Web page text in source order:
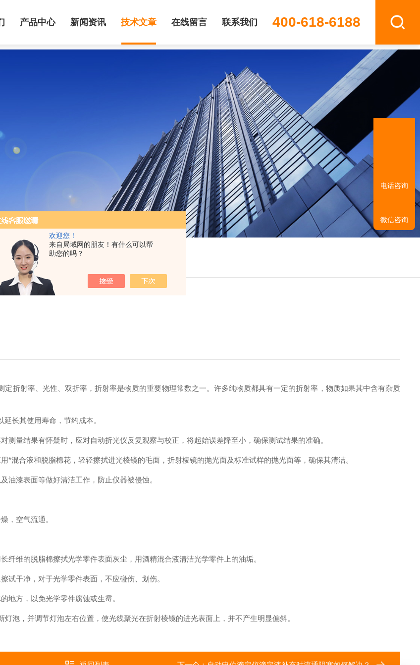
欢迎您！
来自局域网的朋友！有什么可以帮
助您的吗？
400-618-6188
产品中心 新闻资讯 技术文章 在线留言 联系我们
射率、光性、双折率，折射率是物质的重要物理常数之一。许多纯物质都具有一定的折射率，物质如果其中含有杂质
长其使用寿命，节约成本。
测量结果有怀疑时，应对自动折光仪反复观察与校正，将起始误差降至小，确保测试结果的准确。
合液和脱脂棉花，轻轻擦拭进光棱镜的毛面，折射棱镜的抛光面及标准试样的抛光面等，确保其清洁。
漆表面等做好清洁工作，防止仪器被侵蚀。
，空气流通。
维的脱脂棉擦拭光学零件表面灰尘，用酒精混合液清洁光学零件上的油垢。
干净，对于光学零件表面，不应碰伤、划伤。
方，以免光学零件腐蚀或生霉。
，并调节灯泡左右位置，使光线聚光在折射棱镜的进光表面上，并不产生明显偏斜。
电话咨询
微信咨询